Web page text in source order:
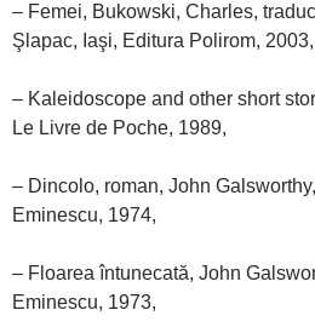
– Femei, Bukowski, Charles,
Şlapac, Iaşi, Editura Polirom, 2003,
– Kaleidoscope and other short
Le Livre de Poche, 1989,
– Dincolo, roman, John
Eminescu, 1974,
– Floarea întunecată, John
Eminescu, 1973,